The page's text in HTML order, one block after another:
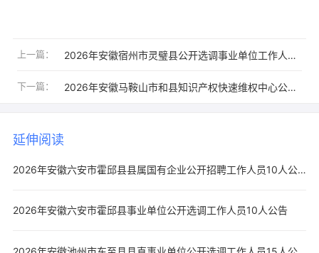
上一篇： 2026年安徽宿州市灵璧县公开选调事业单位工作人员24人公告
下一篇： 2026年安徽马鞍山市和县知识产权快速维权中心公开招聘工作人员6人公告
延伸阅读
2026年安徽六安市霍邱县县属国有企业公开招聘工作人员10人公告
2026年安徽六安市霍邱县事业单位公开选调工作人员10人公告